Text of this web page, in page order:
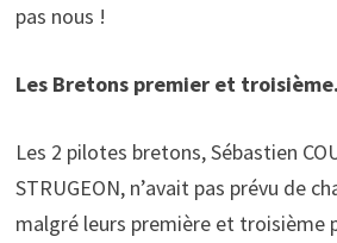
pas nous !
Les Bretons premier et troisième.
Les 2 pilotes bretons, Sébastien
STRUGEON, n’avait pas prévu de
malgré leurs première et troisième